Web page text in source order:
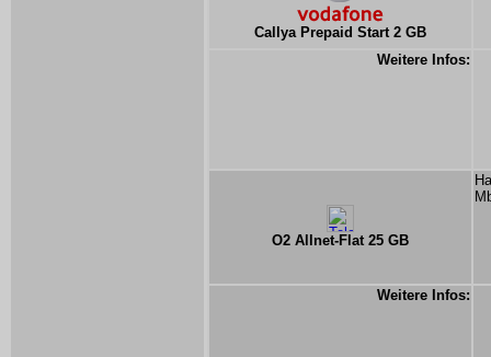
Callya Prepaid Start 2 GB
Weitere Infos:
O2 Allnet-Flat 25 GB
Weitere Infos: